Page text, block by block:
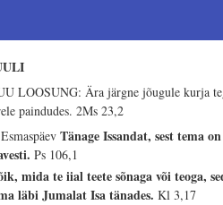
LOOSUNG: Ära järgne jõugule kurja
paindudes.2Ms 23,2
Tänage Issandat, sest tema
Ps 106,1
mida te iial teete sõnaga või teoga,
läbi Jumalat Isa tänades.Kl 3,17